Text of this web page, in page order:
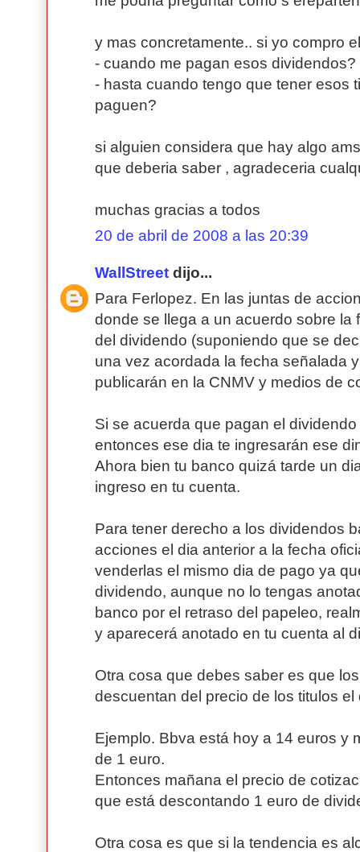
y mas concretamente.. si yo compro
- cuando me pagan esos dividendos?
- hasta cuando tengo que tener esos
paguen?
si alguien considera que hay algo
que deberia saber , agradeceria
muchas gracias a todos
20 de abril de 2008 a las 20:39
WallStreet dijo...
Para Ferlopez. En las juntas de
donde se llega a un acuerdo sobre la
del dividendo (suponiendo que se
una vez acordada la fecha señalada
publicarán en la CNMV y medios de
Si se acuerda que pagan el
entonces ese dia te ingresarán ese
Ahora bien tu banco quizá tarde un
ingreso en tu cuenta.
Para tener derecho a los dividendos
acciones el dia anterior a la fecha
venderlas el mismo dia de pago ya
dividendo, aunque no lo tengas
banco por el retraso del papeleo,
y aparecerá anotado en tu cuenta al
Otra cosa que debes saber es que
descuentan del precio de los titulos
Ejemplo. Bbva está hoy a 14 euros y
de 1 euro.
Entonces mañana el precio de
que está descontando 1 euro de
Otra cosa es que si la tendencia es